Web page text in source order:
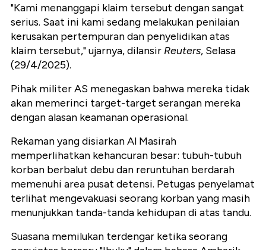
"Kami menanggapi klaim tersebut dengan sangat
serius. Saat ini kami sedang melakukan penilaian
kerusakan pertempuran dan penyelidikan atas
klaim tersebut," ujarnya, dilansir Reuters, Selasa
(29/4/2025).
Pihak militer AS menegaskan bahwa mereka tidak
akan memerinci target-target serangan mereka
dengan alasan keamanan operasional.
Rekaman yang disiarkan Al Masirah
memperlihatkan kehancuran besar: tubuh-tubuh
korban berbalut debu dan reruntuhan berdarah
memenuhi area pusat detensi. Petugas penyelamat
terlihat mengevakuasi seorang korban yang masih
menunjukkan tanda-tanda kehidupan di atas tandu.
Suasana memilukan terdengar ketika seorang